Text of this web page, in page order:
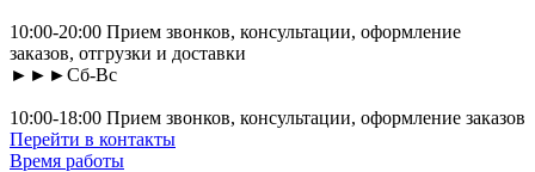
10:00-20:00 Прием звонков, консультации, оформление
заказов, отгрузки и доставки
►►►Сб-Вс
10:00-18:00 Прием звонков, консультации, оформление заказов
Перейти в контакты
Время работы